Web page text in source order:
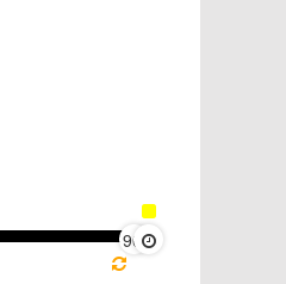
90'